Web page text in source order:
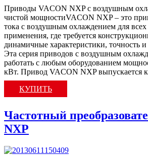
Приводы VACON NXP с воздушным
чистой мощностиVACON NXP – это
тока с воздушным охлаждением для всех
применения, где требуется
динамичные характеристики, точность
Эта серия приводов с воздушным
работать с любым оборудованием
кВт. Привод VACON NXP выпускается
КУПИТЬ
Частотный
NXP